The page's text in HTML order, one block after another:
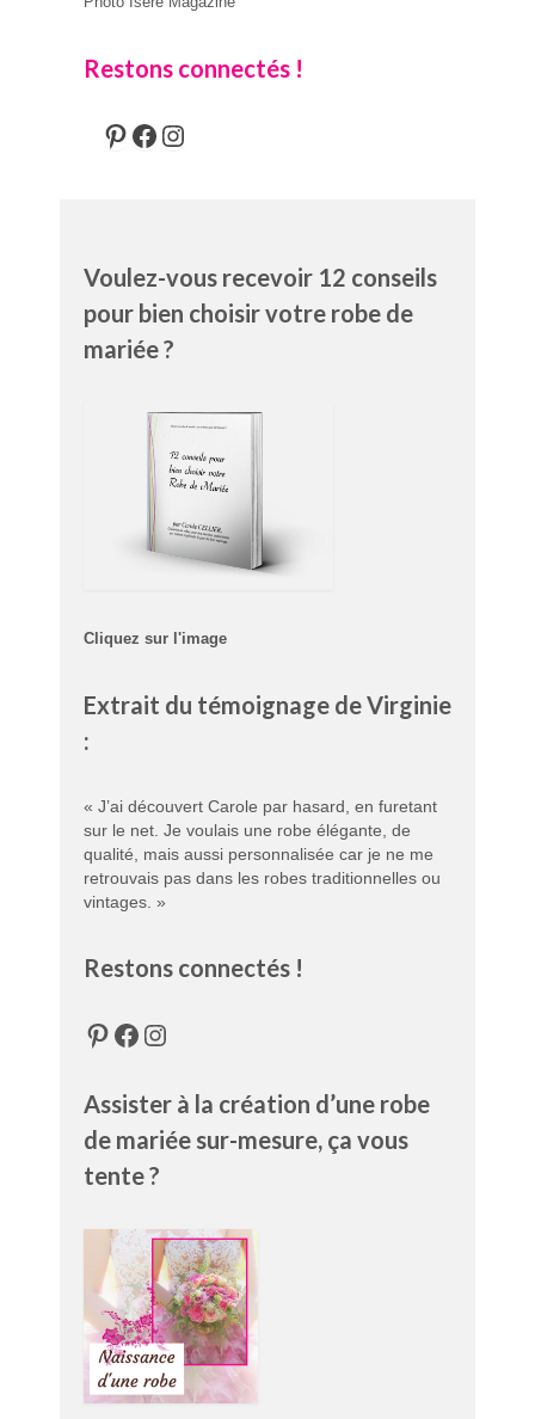
Restons connectés !
Pinterest
Facebook
Instagram
Voulez-vous recevoir 12 conseils
pour bien choisir votre robe de
mariée ?
Cliquez sur l'image
Extrait du témoignage de Virginie
:
« J’ai découvert Carole par hasard, en furetant
sur le net. Je voulais une robe élégante, de
qualité, mais aussi personnalisée car je ne me
retrouvais pas dans les robes traditionnelles ou
vintages. »
Restons connectés !
Pinterest
Facebook
Instagram
Assister à la création d’une robe
de mariée sur-mesure, ça vous
tente ?